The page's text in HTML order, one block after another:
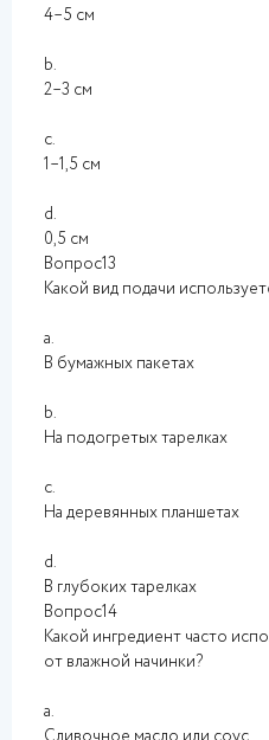
4–5 см
b.
2–3 см
c.
1–1,5 см
d.
0,5 см
Вопрос13
Какой вид подачи
a.
В бумажных пакетах
b.
На подогретых тарелках
c.
На деревянных планшетах
d.
В глубоких тарелках
Вопрос14
Какой ингредиент часто
от влажной начинки?
a.